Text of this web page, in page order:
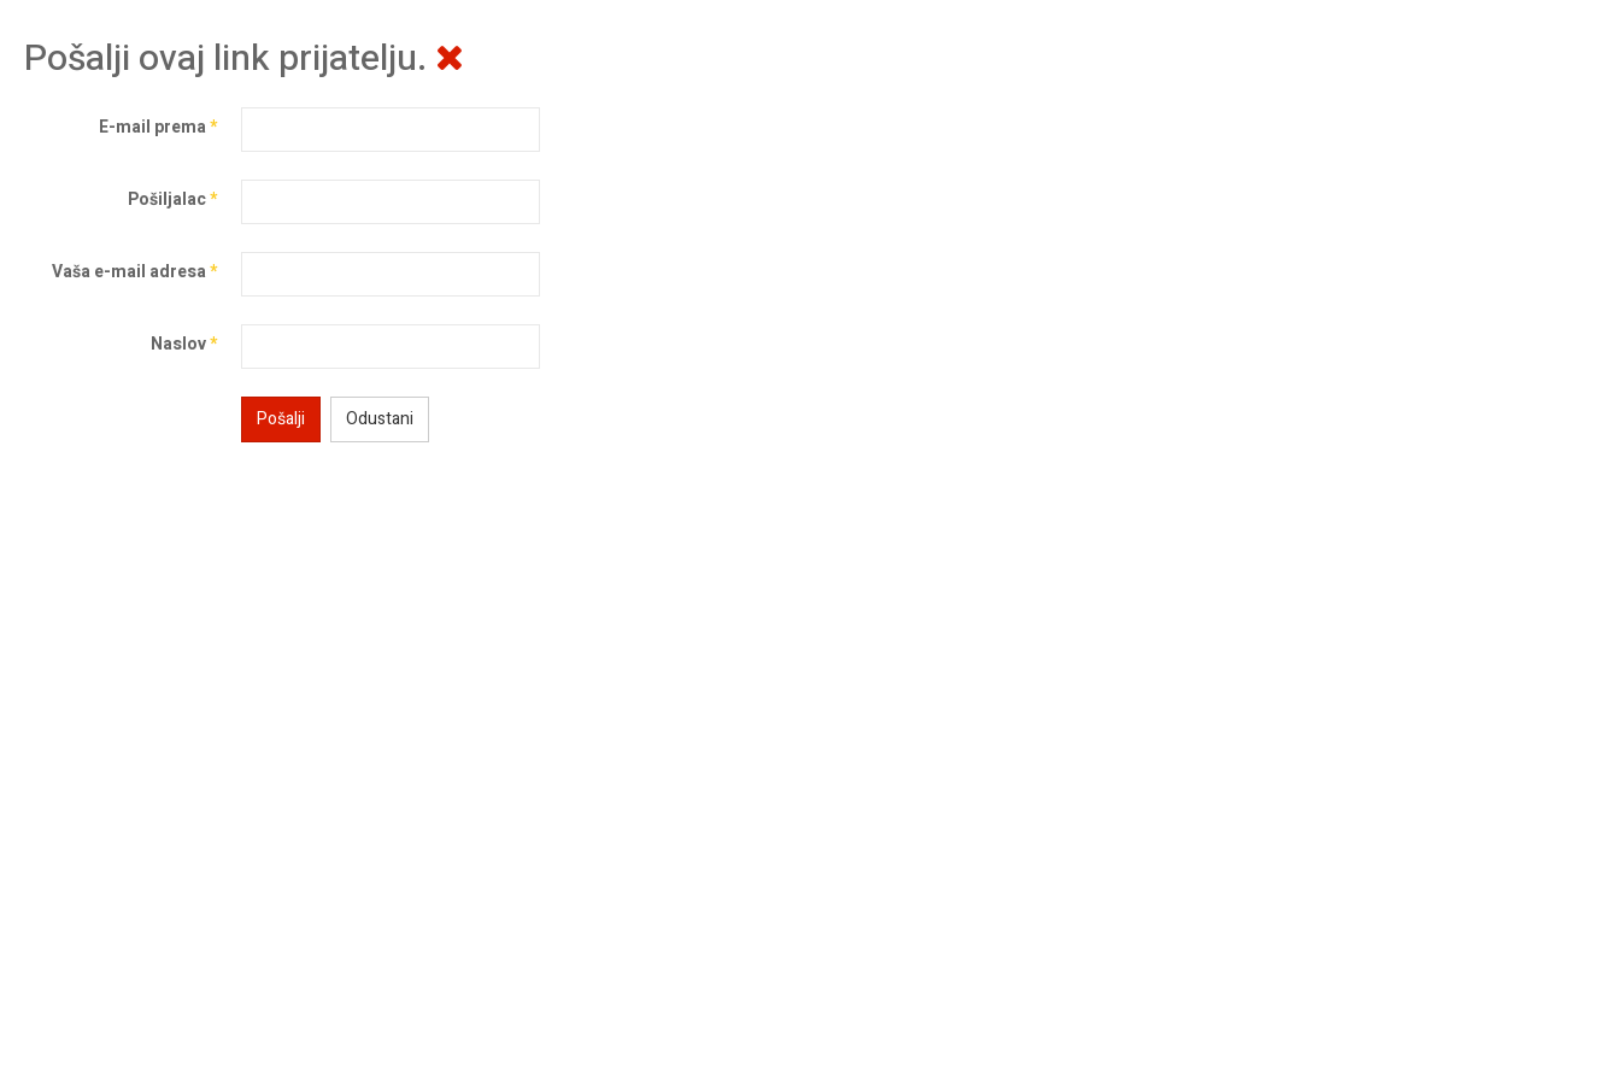
Pošalji ovaj link prijatelju.
E-mail prema*
Pošiljalac*
Vaša e-mail adresa*
Naslov*
Pošalji Odustani